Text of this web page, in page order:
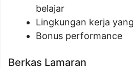
belajar
Lingkungan kerja
Bonus performance
Berkas Lamaran